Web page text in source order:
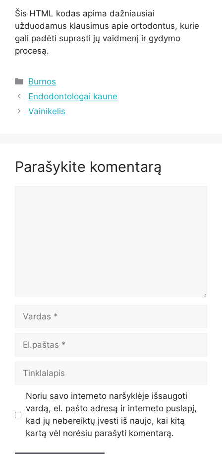
Šis HTML kodas apima dažniausiai
užduodamus klausimus apie ortodontus, kurie
gali padėti suprasti jų vaidmenį ir gydymo
procesą.
Kategorijos
Burnos
Endodontologai kaune
Vainikelis
Parašykite komentarą
Vardas
El.paštas
Tinklalapis
Noriu savo interneto naršyklėje išsaugoti
vardą, el. pašto adresą ir interneto puslapį,
kad jų nebereiktų įvesti iš naujo, kai kitą
kartą vėl norėsiu parašyti komentarą.